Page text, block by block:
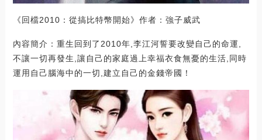
《回檔2010：從搞比特幣開始》作者：強子威武
內容簡介：重生回到了2010年,李江河誓要改變自己的命運,
不讓一切再發生,讓自己的家庭過上幸福衣食無憂的生活,同時
運用自己腦海中的一切,建立自己的金錢帝國！